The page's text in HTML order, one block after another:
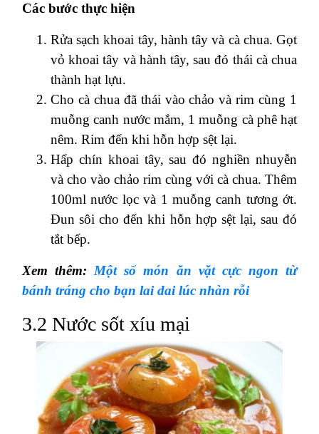
Các bước thực hiện
Rửa sạch khoai tây, hành tây và cà chua. Gọt
vỏ khoai tây và hành tây, sau đó thái cà chua
thành hạt lựu.
Cho cà chua đã thái vào chảo và rim cùng 1
muỗng canh nước mắm, 1 muỗng cà phê hạt
nêm. Rim đến khi hỗn hợp sệt lại.
Hấp chín khoai tây, sau đó nghiền nhuyễn
và cho vào chảo rim cùng với cà chua. Thêm
100ml nước lọc và 1 muỗng canh tương ớt.
Đun sôi cho đến khi hỗn hợp sệt lại, sau đó
tắt bếp.
Xem thêm:Một số món ăn vặt cực ngon từ
bánh tráng cho bạn lai dai lúc nhàn rỗi
3.2 Nước sốt xíu mại